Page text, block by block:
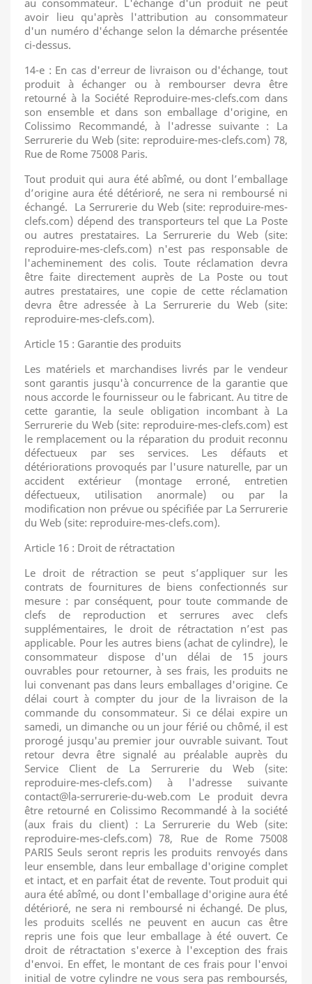
au consommateur. L'échange d'un produit ne peut
avoir lieu qu'après l'attribution au consommateur
d'un numéro d'échange selon la démarche présentée
ci-dessus.
14-e : En cas d'erreur de livraison ou d'échange, tout
produit à échanger ou à rembourser devra être
retourné à la Société Reproduire-mes-clefs.com dans
son ensemble et dans son emballage d'origine, en
Colissimo Recommandé, à l'adresse suivante : La
Serrurerie du Web (site: reproduire-mes-clefs.com) 78,
Rue de Rome 75008 Paris.
Tout produit qui aura été abîmé, ou dont l’emballage
d’origine aura été détérioré, ne sera ni remboursé ni
échangé. La Serrurerie du Web (site: reproduire-mes-
clefs.com) dépend des transporteurs tel que La Poste
ou autres prestataires. La Serrurerie du Web (site:
reproduire-mes-clefs.com) n'est pas responsable de
l'acheminement des colis. Toute réclamation devra
être faite directement auprès de La Poste ou tout
autres prestataires, une copie de cette réclamation
devra être adressée à La Serrurerie du Web (site:
reproduire-mes-clefs.com).
Article 15 : Garantie des produits
Les matériels et marchandises livrés par le vendeur
sont garantis jusqu'à concurrence de la garantie que
nous accorde le fournisseur ou le fabricant. Au titre de
cette garantie, la seule obligation incombant à La
Serrurerie du Web (site: reproduire-mes-clefs.com) est
le remplacement ou la réparation du produit reconnu
défectueux par ses services. Les défauts et
détériorations provoqués par l'usure naturelle, par un
accident extérieur (montage erroné, entretien
défectueux, utilisation anormale) ou par la
modification non prévue ou spécifiée par La Serrurerie
du Web (site: reproduire-mes-clefs.com).
Article 16 : Droit de rétractation
Le droit de rétraction se peut s’appliquer sur les
contrats de fournitures de biens confectionnés sur
mesure : par conséquent, pour toute commande de
clefs de reproduction et serrures avec clefs
supplémentaires, le droit de rétractation n’est pas
applicable. Pour les autres biens (achat de cylindre), le
consommateur dispose d'un délai de 15 jours
ouvrables pour retourner, à ses frais, les produits ne
lui convenant pas dans leurs emballages d'origine. Ce
délai court à compter du jour de la livraison de la
commande du consommateur. Si ce délai expire un
samedi, un dimanche ou un jour férié ou chômé, il est
prorogé jusqu'au premier jour ouvrable suivant. Tout
retour devra être signalé au préalable auprès du
Service Client de La Serrurerie du Web (site:
reproduire-mes-clefs.com) à l'adresse suivante
contact@la-serrurerie-du-web.com Le produit devra
être retourné en Colissimo Recommandé à la société
(aux frais du client) : La Serrurerie du Web (site:
reproduire-mes-clefs.com) 78, Rue de Rome 75008
PARIS Seuls seront repris les produits renvoyés dans
leur ensemble, dans leur emballage d'origine complet
et intact, et en parfait état de revente. Tout produit qui
aura été abîmé, ou dont l'emballage d'origine aura été
détérioré, ne sera ni remboursé ni échangé. De plus,
les produits scellés ne peuvent en aucun cas être
repris une fois que leur emballage à été ouvert. Ce
droit de rétractation s'exerce à l'exception des frais
d'envoi. En effet, le montant de ces frais pour l'envoi
initial de votre cylindre ne vous sera pas remboursés,